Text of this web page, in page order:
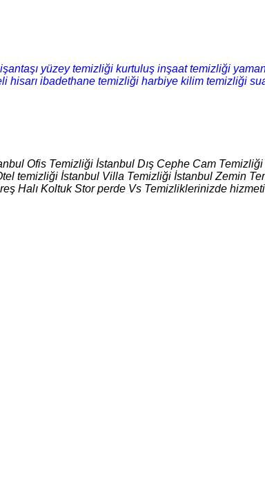
yüzey temizliği kurtuluş inşaat temizliği
hisarı ibadethane temizliği harbiye kilim temizliği
Ofis Temizliği İstanbul Dış Cephe Cam
temizliği İstanbul Villa Temizliği İstanbul Zemin
Halı Koltuk Stor perde Vs Temizliklerinizde